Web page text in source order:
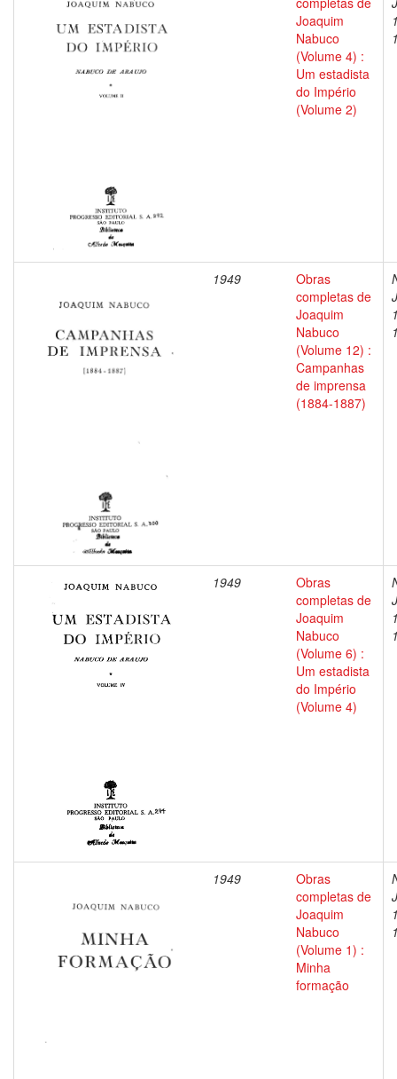
Joaquim
Nabuco
(Volume 4) :
Um estadista
do Império
(Volume 2)
1949
Obras
completas de
Joaquim
Nabuco
(Volume 12) :
Campanhas
de imprensa
(1884-1887)
1949
Obras
completas de
Joaquim
Nabuco
(Volume 6) :
Um estadista
do Império
(Volume 4)
1949
Obras
completas de
Joaquim
Nabuco
(Volume 1) :
Minha
formação